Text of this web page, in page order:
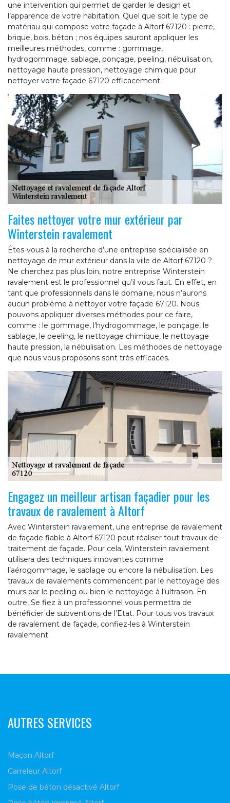
une intervention qui permet de garder le design et
l’apparence de votre habitation. Quel que soit le type de
matériau qui compose votre façade à Altorf 67120 : pierre,
brique, bois, béton ; nos équipes sauront appliquer les
meilleures méthodes, comme : gommage,
hydrogommage, sablage, ponçage, peeling, nébulisation,
nettoyage haute pression, nettoyage chimique pour
nettoyer votre façade 67120 efficacement.
Faites nettoyer votre mur extérieur par
Winterstein ravalement
Êtes-vous à la recherche d’une entreprise spécialisée en
nettoyage de mur extérieur dans la ville de Altorf 67120 ?
Ne cherchez pas plus loin, notre entreprise Winterstein
ravalement est le professionnel qu’il vous faut. En effet, en
tant que professionnels dans le domaine, nous n’aurons
aucun problème à nettoyer votre façade 67120. Nous
pouvons appliquer diverses méthodes pour ce faire,
comme : le gommage, l’hydrogommage, le ponçage, le
sablage, le peeling, le nettoyage chimique, le nettoyage
haute pression, la nébulisation. Les méthodes de nettoyage
que nous vous proposons sont très efficaces.
Engagez un meilleur artisan façadier pour les
travaux de ravalement à Altorf
Avec Winterstein ravalement, une entreprise de ravalement
de façade fiable à Altorf 67120 peut réaliser tout travaux de
traitement de façade. Pour cela, Winterstein ravalement
utilisera des techniques innovantes comme
l’aérogommage, le sablage ou encore la nébulisation. Les
travaux de ravalements commencent par le nettoyage des
murs par le peeling ou bien le nettoyage à l’ultrason. En
outre, Se fiez à un professionnel vous permettra de
bénéficier de subventions de l’Etat. Pour tous vos travaux
de ravalement de façade, confiez-les à Winterstein
ravalement.
AUTRES SERVICES
Maçon Altorf
Carreleur Altorf
Pose de béton désactivé Altorf